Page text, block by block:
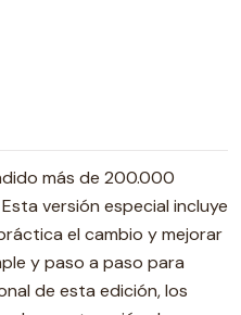
más de 200.000
versión especial incluye
el cambio y mejorar
y paso a paso para
de esta edición, los